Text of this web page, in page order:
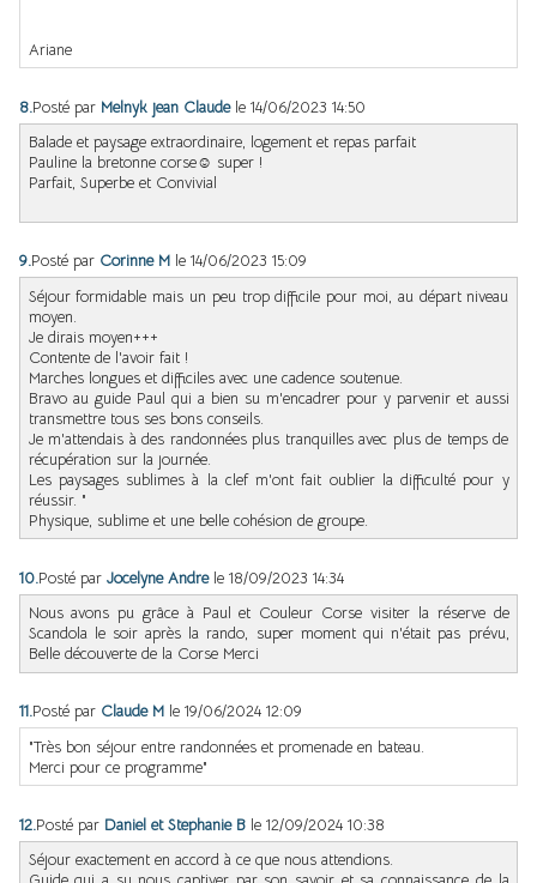
Ariane
8.Posté par Melnyk jean Claude le 14/06/2023 14:50
Balade et paysage extraordinaire, logement et repas parfait
Pauline la bretonne corse☺️ super !
Parfait, Superbe et Convivial
9.Posté par Corinne M le 14/06/2023 15:09
Séjour formidable mais un peu trop difficile pour moi, au départ niveau
moyen.
Je dirais moyen+++
Contente de l'avoir fait !
Marches longues et difficiles avec une cadence soutenue.
Bravo au guide Paul qui a bien su m'encadrer pour y parvenir et aussi
transmettre tous ses bons conseils.
Je m'attendais à des randonnées plus tranquilles avec plus de temps de
récupération sur la journée.
Les paysages sublimes à la clef m'ont fait oublier la difficulté pour y
réussir. "
Physique, sublime et une belle cohésion de groupe.
10.Posté par Jocelyne Andre le 18/09/2023 14:34
Nous avons pu grâce à Paul et Couleur Corse visiter la réserve de
Scandola le soir après la rando, super moment qui n'était pas prévu,
Belle découverte de la Corse Merci
11.Posté par Claude M le 19/06/2024 12:09
"Très bon séjour entre randonnées et promenade en bateau.
Merci pour ce programme"
12.Posté par Daniel et Stephanie B le 12/09/2024 10:38
Séjour exactement en accord à ce que nous attendions.